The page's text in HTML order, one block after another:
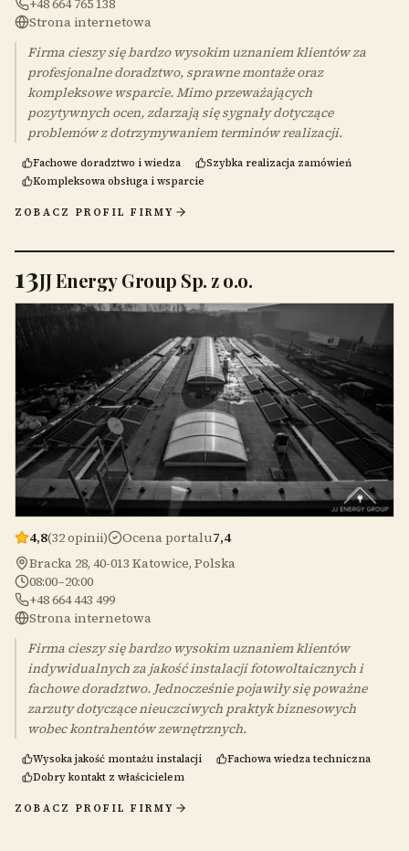
+48 664 765 138
Strona internetowa
Firma cieszy się bardzo wysokim uznaniem klientów za
profesjonalne doradztwo, sprawne montaże oraz
kompleksowe wsparcie. Mimo przeważających
pozytywnych ocen, zdarzają się sygnały dotyczące
problemów z dotrzymywaniem terminów realizacji.
Fachowe doradztwo i wiedza
Szybka realizacja zamówień
Kompleksowa obsługa i wsparcie
ZOBACZ PROFIL FIRMY
13JJ Energy Group Sp. z o.o.
4,8(32 opinii) Ocena portalu7,4
Bracka 28, 40-013 Katowice, Polska
08:00–20:00
+48 664 443 499
Strona internetowa
Firma cieszy się bardzo wysokim uznaniem klientów
indywidualnych za jakość instalacji fotowoltaicznych i
fachowe doradztwo. Jednocześnie pojawiły się poważne
zarzuty dotyczące nieuczciwych praktyk biznesowych
wobec kontrahentów zewnętrznych.
Wysoka jakość montażu instalacji
Fachowa wiedza techniczna
Dobry kontakt z właścicielem
ZOBACZ PROFIL FIRMY